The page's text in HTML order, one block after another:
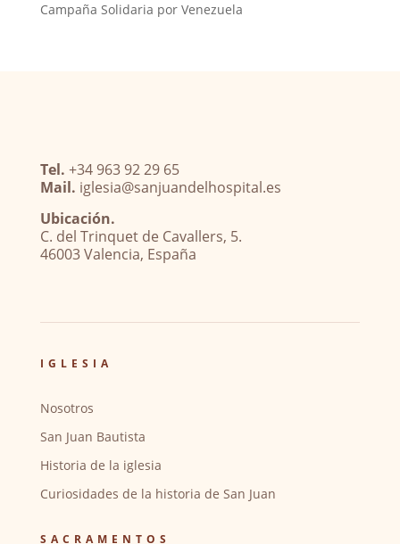
Campaña Solidaria por Venezuela
Tel. +34 963 92 29 65
Mail. iglesia@sanjuandelhospital.es
Ubicación.
C. del Trinquet de Cavallers, 5.
46003 Valencia, España
IGLESIA
Nosotros
San Juan Bautista
Historia de la iglesia
Curiosidades de la historia de San Juan
SACRAMENTOS